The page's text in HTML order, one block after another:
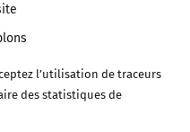
l’utilisation de traceurs
des statistiques de